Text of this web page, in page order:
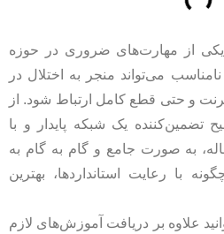
یکی از مهارت‌های ضروری در حوزه
می‌تواند منجر به اختلال در
و حتی قطع کامل ارتباط شود. از
یک شبکه پایدار و با
به صورت جامع و گام به گام به
با رعایت استانداردها، بهترین
علاوه بر دریافت آموزش‌های لازم